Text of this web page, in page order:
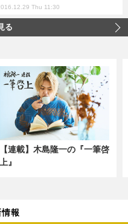
Thu 11:30
る
【連載】木島隆一の『一筆啓
上』
報